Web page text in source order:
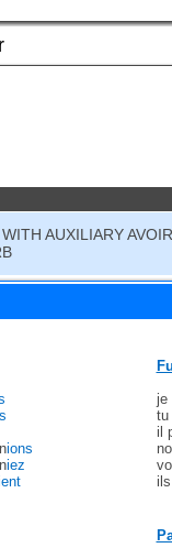
AUXILIARY AVOIR
ions
iez
je
tu
il